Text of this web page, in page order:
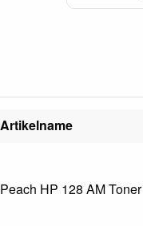
Artikelname
Peach HP 128 AM